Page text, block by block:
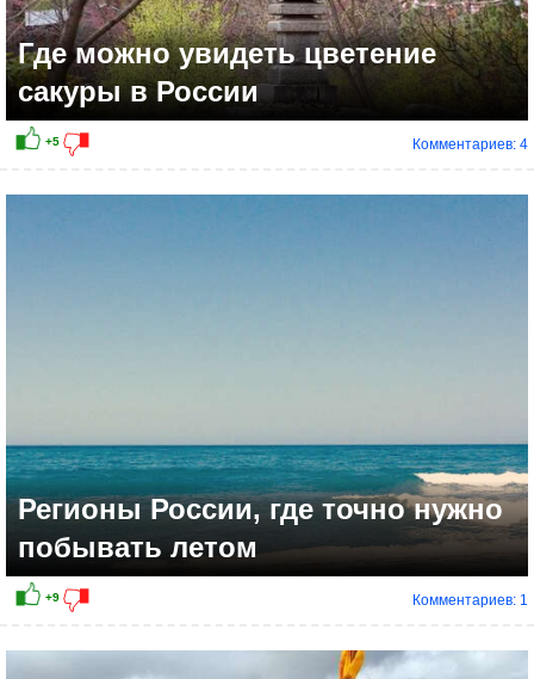
Где можно увидеть цветение
сакуры в России
Комментариев: 4
Регионы России, где точно нужно
побывать летом
Комментариев: 1